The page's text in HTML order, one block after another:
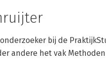
bij de
andere het vak